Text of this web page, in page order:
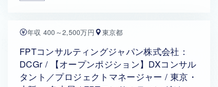
年収 400～2,500万円 東京都
FPTコンサルティングジャパン株式会社：
DCGr / 【オープンポジション】DXコンサル
タント／プロジェクトマネージャー / 東京・